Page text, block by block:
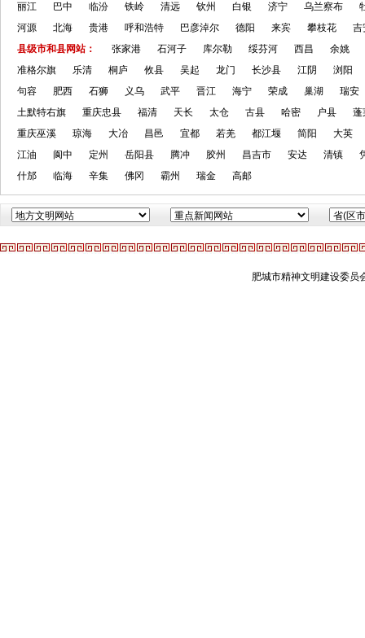
丽江
巴中 临汾 铁岭 清远 钦州 白银 济宁 乌兰察布
河源
北海 贵港 呼和浩特 巴彦淖尔 德阳 来宾 攀枝花
吉
县级市和县网站：
张家港 石河子 库尔勒 绥芬河 西昌
余姚
准格尔旗
乐清 桐庐 攸县 吴起 龙门 长沙县 江阴
浏阳
句容
肥西 石狮 义乌 武平 晋江 海宁 荣成 巢湖
瑞安
土默特右旗
重庆忠县 福清 天长 太仓 古县 哈密 户县
蓬
重庆巫溪
琼海 大冶 昌邑 宜都 若羌 都江堰 简阳
大英
江油
阆中 定州 岳阳县 腾冲 胶州 昌吉市 安达 清镇
什邡
临海 辛集 佛冈 霸州 瑞金 高邮
肥城市精神文明建设委